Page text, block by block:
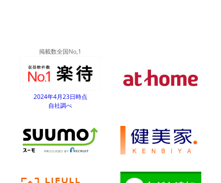
掲載数全国No,1
2024年4月23日時点
自社調べ